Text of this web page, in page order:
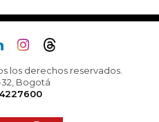
los derechos reservados.
32, Bogotá
4227600